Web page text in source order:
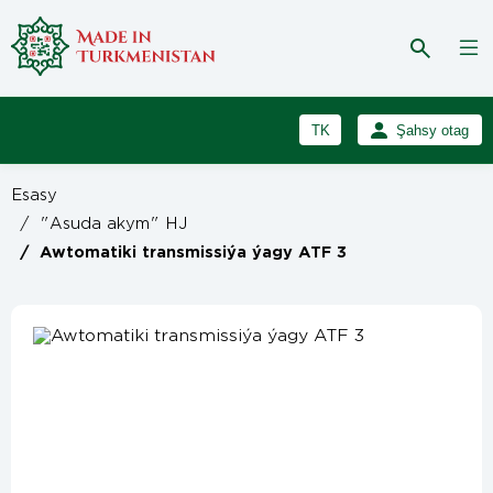
TK
RU
Şahsy otag
Esasy
/
"Asuda akym" HJ
/ Awtomatiki transmissiýa ýagy ATF 3